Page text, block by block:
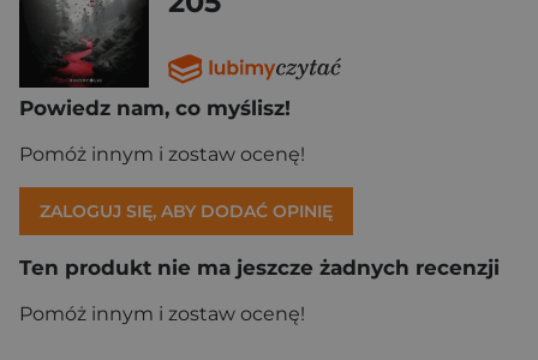
Powiedz nam, co myślisz!
Pomóż innym i zostaw ocenę!
ZALOGUJ SIĘ, ABY DODAĆ OPINIĘ
Ten produkt nie ma jeszcze żadnych recenzji
Pomóż innym i zostaw ocenę!